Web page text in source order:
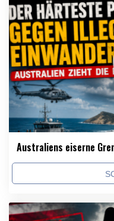
Australiens eiserne